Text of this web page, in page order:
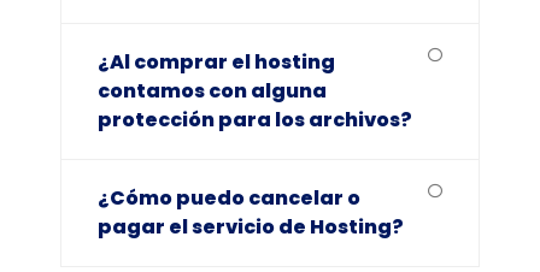
¿Al comprar el hosting
contamos con alguna
protección para los archivos?
¿Cómo puedo cancelar o
pagar el servicio de Hosting?